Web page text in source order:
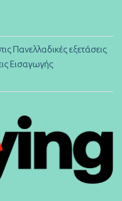
Πανελλαδικές εξετάσεις
Εισαγωγής